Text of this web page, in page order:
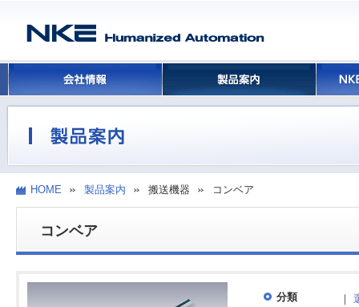
HOME 製品案内 搬送機器 コンベア
コンベア
分類 ｜